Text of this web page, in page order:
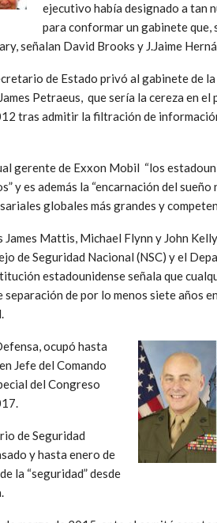
ejecutivo había designado a tan
para conformar un gabinete que,
señalan David Brooks y J.Jaime
de Estado privó al gabinete de
Petraeus, que sería la cereza en el
tras admitir la filtración de
gerente de Exxon Mobil “los
y es además la “encarnación del
globales más grandes y
Mattis, Michael Flynn y John
de Seguridad Nacional (NSC) y el
estadounidense señala que
de por lo menos siete años
ocupó hasta
Jefe del Comando
del Congreso
de Seguridad
y hasta enero de
la “seguridad” desde